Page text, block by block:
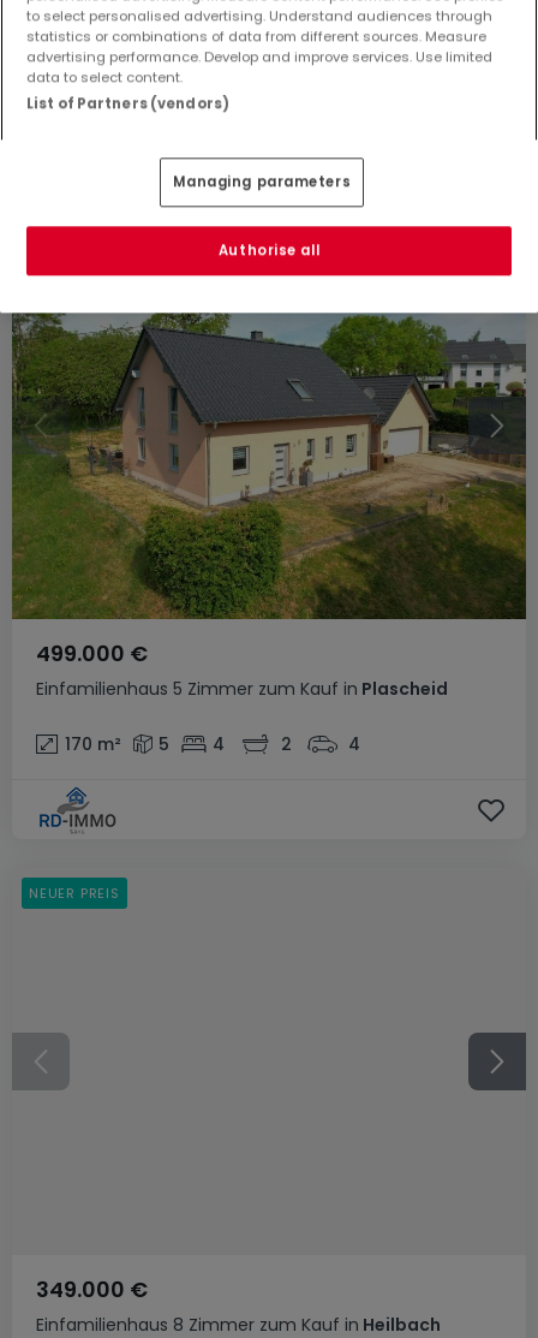
Einfamilienhaus 5 Zimmer zum Kauf inFalkenauel
185.000 €
125 m² 5 2
Einfamilienhaus 5 Zimmer zum Kauf in Plascheid
499.000 €
170 m² 5 4 2 4
Einfamilienhaus 8 Zimmer zum Kauf in Heilbach
349.000 €
NEUER PREIS
to select personalised advertising. Understand audiences through
statistics or combinations of data from different sources. Measure
advertising performance. Develop and improve services. Use limited
data to select content.
List of Partners (vendors)
Managing parameters
Authorise all